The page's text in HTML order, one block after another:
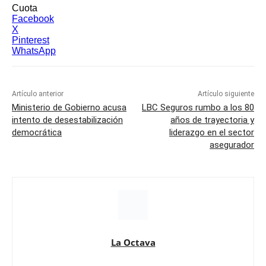
Cuota
Facebook
X
Pinterest
WhatsApp
Artículo anterior
Ministerio de Gobierno acusa
intento de desestabilización
democrática
Artículo siguiente
LBC Seguros rumbo a los 80
años de trayectoria y
liderazgo en el sector
asegurador
La Octava